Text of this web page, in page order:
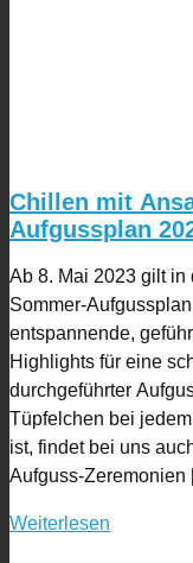
Chillen mit
Aufgussplan
Ab 8. Mai 2023 gilt
Sommer-
entspannende,
Highlights für eine
durchgeführter
Tüpfelchen bei
ist, findet bei uns
Aufguss-
Weiterlesen